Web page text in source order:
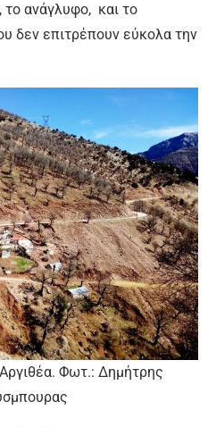
το ανάγλυφο, και το
δεν επιτρέπουν εύκολα την
Φωτ.: Δημήτρης